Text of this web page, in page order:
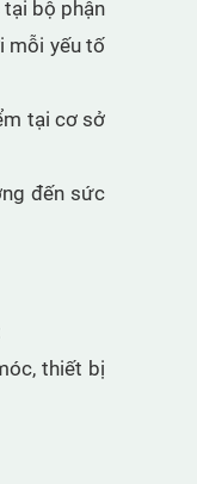
bộ phận
mỗi yếu tố
tại cơ sở
đến sức
thiết bị